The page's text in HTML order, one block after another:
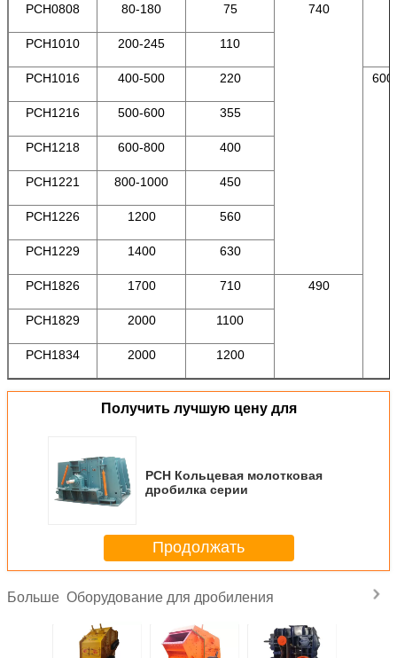
PCH0808 80-180 75 740
PCH1010 200-245 110
PCH1016 400-500 220
PCH1216 500-600 355
PCH1218 600-800 400
PCH1221 800-1000 450
PCH1226 1200 560
PCH1229 1400 630
PCH1826 1700 710 490
PCH1829 2000 1100
PCH1834 2000 1200
Получить лучшую цену для
PCH Кольцевая молотковая
дробилка серии
Продолжать
Больше Оборудование для дробиления